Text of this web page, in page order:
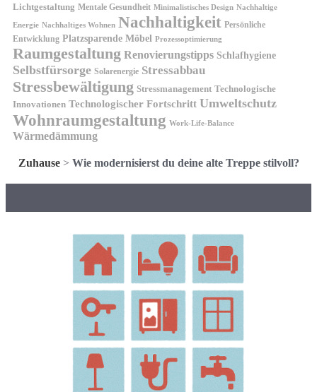
Lichtgestaltung Mentale Gesundheit Minimalistisches Design Nachhaltige
Energie Nachhaltiges Wohnen Nachhaltigkeit Persönliche
Entwicklung Platzsparende Möbel Prozessoptimierung
Raumgestaltung Renovierungstipps Schlafhygiene
Selbstfürsorge Solarenergie Stressabbau
Stressbewältigung Stressmanagement Technologische
Innovationen Technologischer Fortschritt Umweltschutz
Wohnraumgestaltung Work-Life-Balance
Wärmedämmung
Zuhause> Wie modernisierst du deine alte Treppe stilvoll?